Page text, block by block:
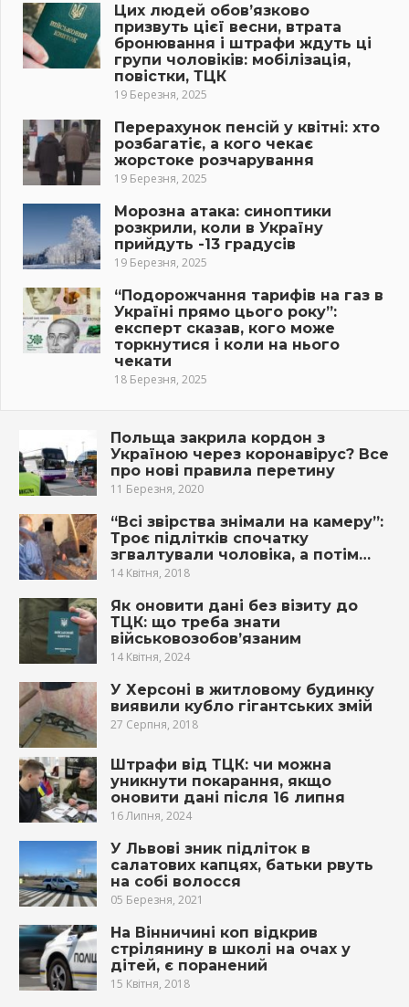
Цих людей обов’язково
призвуть цієї весни, втрата
бронювання і штрафи ждуть ці
групи чоловіків: мобілізація,
повістки, ТЦК
19 Березня, 2025
Перерахунок пенсій у квітні: хто
розбагатіє, а кого чекає
жорстоке розчарування
19 Березня, 2025
Морозна атака: синоптики
розкрили, коли в Україну
прийдуть -13 градусів
19 Березня, 2025
“Подорожчання тарифів на газ в
Україні прямо цього року”:
експерт сказав, кого може
торкнутися і коли на нього
чекати
18 Березня, 2025
Польща закрила кордон з
Україною через коронавірус? Все
про нові правила перетину
11 Березня, 2020
“Всі звірства знімали на камеру”:
Троє підлітків спочатку
згвалтували чоловіка, а потім…
14 Квітня, 2018
Як оновити дані без візиту до
ТЦК: що треба знати
військовозобов’язаним
14 Квітня, 2024
У Херсоні в житловому будинку
виявили кубло гігантських змій
27 Серпня, 2018
Штрафи від ТЦК: чи можна
уникнути покарання, якщо
оновити дані після 16 липня
16 Липня, 2024
У Львові зник підліток в
салатових капцях, батьки рвуть
на собі волосся
05 Березня, 2021
На Вінничині коп відкрив
стрілянину в школі на очах у
дітей, є поранений
15 Квітня, 2018